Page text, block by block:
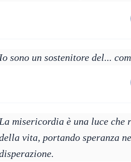
sono un sostenitore del...
misericordia è una luce che
vita, portando speranza